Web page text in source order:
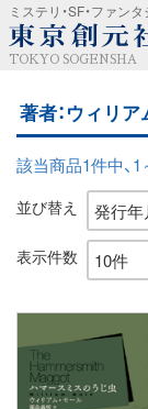
ミステリ・SF・ファン
TOKYO SOGENSHA
著者：ウィリア
該当商品1件中、
並び替え
表示件数